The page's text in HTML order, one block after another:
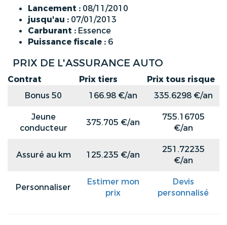
Lancement : 08/11/2010
jusqu'au : 07/01/2013
Carburant : Essence
Puissance fiscale : 6
PRIX DE L'ASSURANCE AUTO
Contrat Prix tiers
Prix tous risque
Bonus 50
166.98 €/an
335.6298 €/an
Jeune
conducteur
375.705 €/an
755.16705
€/an
Assuré au km 125.235 €/an
251.72235
€/an
Personnaliser
Estimer mon
prix
Devis
personnalisé